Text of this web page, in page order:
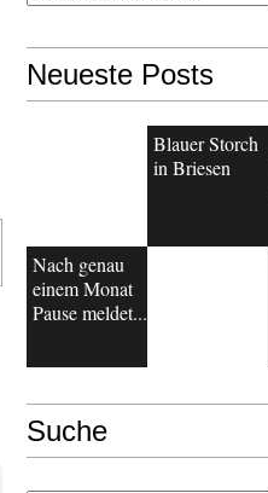
Neueste Posts
Blauer Storch
in Briesen
Nach genau
einem Monat
Pause meldet...
Suche